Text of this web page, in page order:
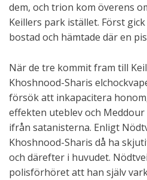
dem, och trion kom överens
Keillers park istället. Först
bostad och hämtade där en
När de tre kommit fram till
Khoshnood-Sharis
försök att inkapacitera
effekten uteblev och
ifrån satanisterna. Enligt
Khoshnood-Sharis då ha
och därefter i huvudet.
polisförhöret att han själv